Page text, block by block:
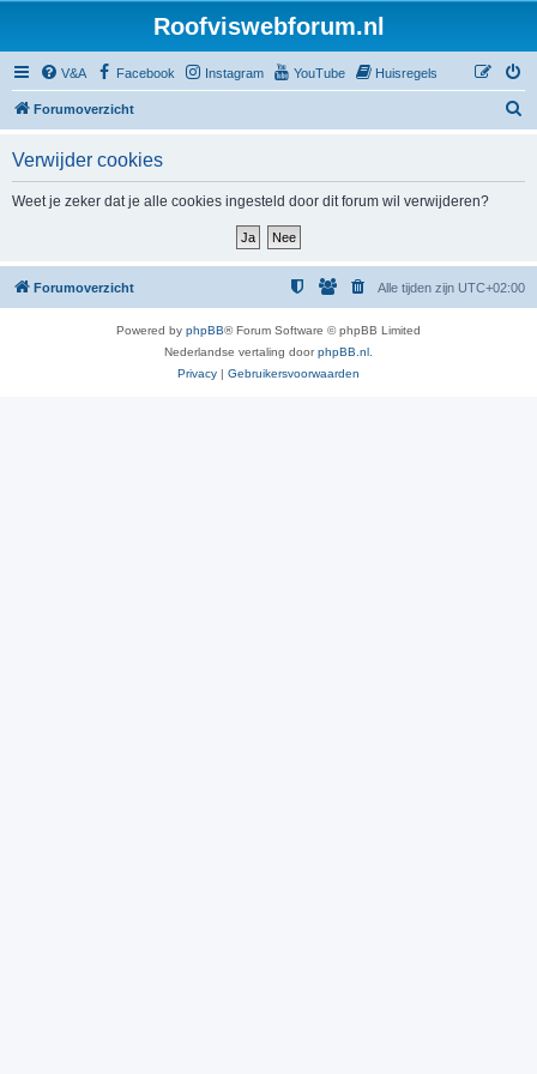
Roofviswebforum.nl
V&A Facebook Instagram YouTube Huisregels
Forumoverzicht
Verwijder cookies
Weet je zeker dat je alle cookies ingesteld door dit forum wil verwijderen?
Forumoverzicht Alle tijden zijn UTC+02:00
Powered by phpBB® Forum Software © phpBB Limited
Nederlandse vertaling doorphpBB.nl
Privacy | Gebruikersvoorwaarden